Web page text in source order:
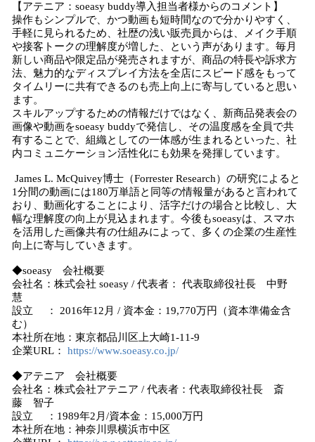
【アテニア：soeasy buddy導入担当者様からのコメント】
操作もシンプルで、かつ動画も短時間なので分かりやすく、
手軽に見られるため、社歴の浅い販売員からは、メイク手順
や接客トークの理解度が増した、という声があります。毎月
新しい商品や限定品が発売されますが、商品の特長や訴求方
法、魅力的なディスプレイ方法を全店にスピード感をもって
タイムリーに共有できるのも売上向上に寄与していると思い
ます。
スキルアップするための情報だけではなく、新商品発表会の
画像や動画をsoeasy buddyで発信し、その温度感を全員で共
有することで、組織としての一体感が生まれるといった、社
内コミュニケーション活性化にも効果を発揮しています。
James L. McQuivey博士（Forrester Research）の研究によると
1分間の動画には180万単語と同等の情報量があると言われて
おり、動画化することにより、活字だけの場合と比較し、大
幅な理解度の向上が見込まれます。今後もsoeasyは、スマホ
を活用した画像共有の仕組みによって、多くの企業の生産性
向上に寄与していきます。
◆soeasy 会社概要
会社名：株式会社 soeasy / 代表者： 代表取締役社長 中野
慧
設立 ： 2016年12月 / 資本金：19,770万円（資本準備金含
む）
本社所在地：東京都品川区上大崎1-11-9
企業URL： https://www.soeasy.co.jp/
◆アテニア 会社概要
会社名：株式会社アテニア / 代表者：代表取締役社長 斎
藤 智子
設立 ：1989年2月/資本金：15,000万円
本社所在地：神奈川県横浜市中区